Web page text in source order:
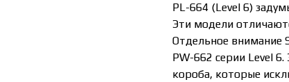
PL-664 (Level 6)
Эти модели
Отдельное внимание
PW-662 серии Level
короба, которые